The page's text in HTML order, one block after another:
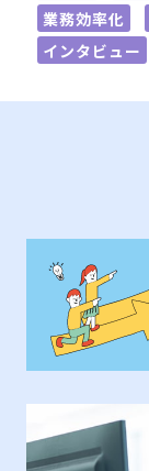
業務効率化
インタビュー